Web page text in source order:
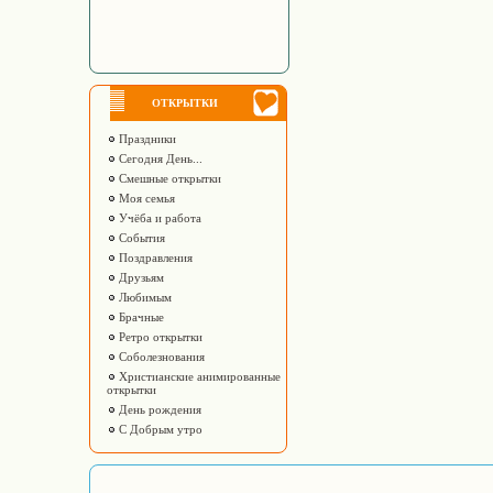
ОТКРЫТКИ
Праздники
Сегодня День...
Смешные открытки
Моя семья
Учёба и работа
События
Поздравления
Друзьям
Любимым
Брачные
Ретро открытки
Соболезнования
Христианские анимированные
открытки
День рождения
С Добрым утро